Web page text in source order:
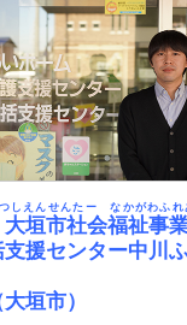
垣市社会福祉事
しえんせんたー なかがわふれ
支援センター中川
垣市）